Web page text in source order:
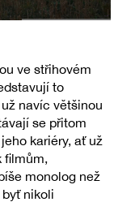
ve střihovém
to
navíc většinou
se přitom
kariéry, ať už
filmům,
monolog než
nikoli